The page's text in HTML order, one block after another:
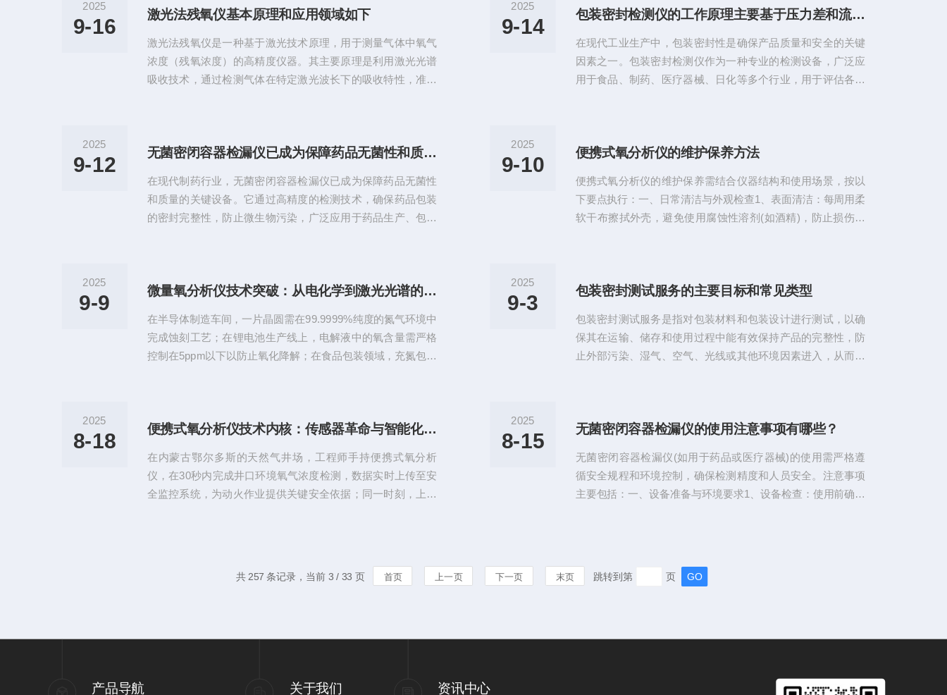
2025
9-16
激光法残氧仪基本原理和应用领域如下
激光法残氧仪是一种基于激光技术原理，用于测量气体中氧气
浓度（残氧浓度）的高精度仪器。其主要原理是利用激光光谱
吸收技术，通过检测气体在特定激光波长下的吸收特性，准确
主要利用激光吸收光谱技术（LaserAbsorptionSpectroscopy，
2025
9-14
包装密封检测仪的工作原理主要基于压力差和流量检测
在现代工业生产中，包装密封性是确保产品质量和安全的关键
因素之一。包装密封检测仪作为一种专业的检测设备，广泛应
用于食品、制药、医疗器械、日化等多个行业，用于评估各种
法，即通过对真空室抽真空，使浸在水中的试样产生内外压
2025
9-12
无菌密闭容器检漏仪已成为保障药品无菌性和质量的关键设备
在现代制药行业，无菌密闭容器检漏仪已成为保障药品无菌性
和质量的关键设备。它通过高精度的检测技术，确保药品包装
的密封完整性，防止微生物污染，广泛应用于药品生产、包装
首先将待测容器置于密封测试腔内，通过真空泵将腔内压力降
2025
9-10
便携式氧分析仪的维护保养方法
便携式氧分析仪的维护保养需结合仪器结构和使用场景，按以
下要点执行：一、日常清洁与外观检查‌1、表面清洁‌：每周用柔
软干布擦拭外壳，避免使用腐蚀性溶剂(如酒精)，防止损伤传
于高浓度氧(1000ppm)或腐蚀性气体中，防止电极中毒‌。定期
2025
9-9
微量氧分析仪技术突破：从电化学到激光光谱的进化之路
在半导体制造车间，一片晶圆需在99.9999%纯度的氮气环境中
完成蚀刻工艺；在锂电池生产线上，电解液中的氧含量需严格
控制在5ppm以下以防止氧化降解；在食品包装领域，充氮包装
塑现代制造业的质量控制标准。微量氧分析仪的核心技术历经
2025
9-3
包装密封测试服务的主要目标和常见类型
包装密封测试服务是指对包装材料和包装设计进行测试，以确
保其在运输、储存和使用过程中能有效保持产品的完整性，防
止外部污染、湿气、空气、光线或其他环境因素进入，从而保
物质泄漏，保护产品。2.防止污染：确保包装能够防止细菌、
保障包装内的产品保持新鲜和有效性，延长保质期...
2025
8-18
便携式氧分析仪技术内核：传感器革命与智能化的融合
在内蒙古鄂尔多斯的天然气井场，工程师手持便携式氧分析
仪，在30秒内完成井口环境氧气浓度检测，数据实时上传至安
全监控系统，为动火作业提供关键安全依据；同一时刻，上海
兵”的角色，重构工业安全、环境监测与科研创新的气体检测范
式。一、技术内核：传感器革命与智能化的融合便携式氧分析
2025
8-15
无菌密闭容器检漏仪的使用注意事项有哪些？
无菌密闭容器检漏仪(如用于药品或医疗器械)的使用需严格遵
循安全规程和环境控制，确保检测精度和人员安全。注意事项
主要包括：‌一、设备准备与环境要求‌‌1、设备检查‌：使用前确认
体浓度应低于爆炸下限的20%，必要时预检环境安全。‌3、个人
防护‌：操作人员穿戴防静电工作服、绝缘手套、口罩和压帽，
共 257 条记录，当前 3 / 33 页 首页 上一页 下一页 末页 跳转到第 页
产品导航 关于我们 资讯中心